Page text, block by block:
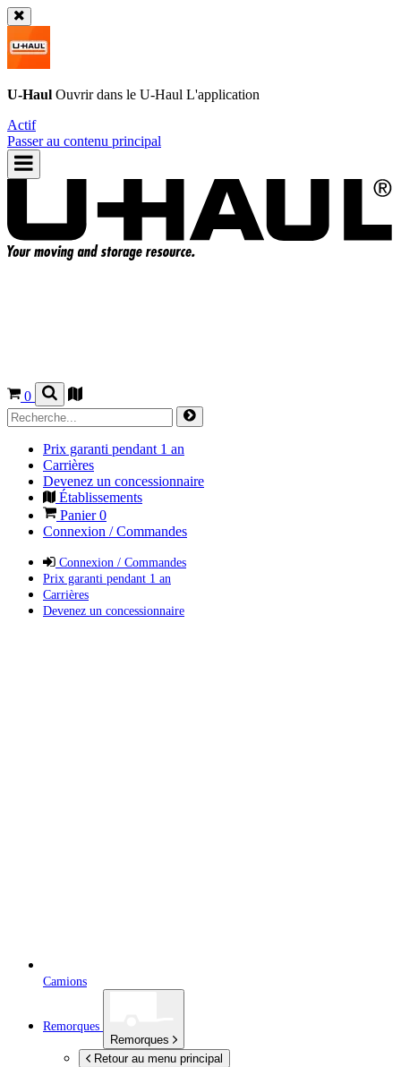
U-Haul Ouvrir dans le U-Haul L'application
Actif
Passer au contenu principal
0
Prix garanti pendant 1 an
Carrières
Devenez un concessionnaire
Établissements
Panier0
Connexion / Commandes
Connexion / Commandes
Prix garanti pendant 1 an
Carrières
Devenez un concessionnaire
Camions
Remorques
Remorques
Retour au menu principal